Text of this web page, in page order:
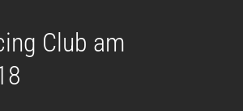
Club am